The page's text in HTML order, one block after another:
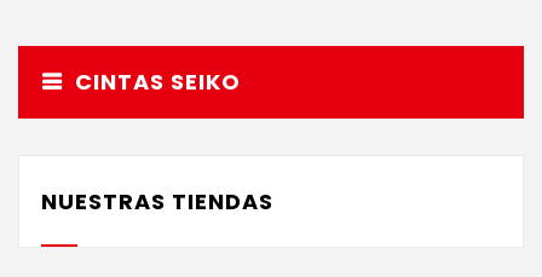
CINTAS SEIKO
NUESTRAS TIENDAS